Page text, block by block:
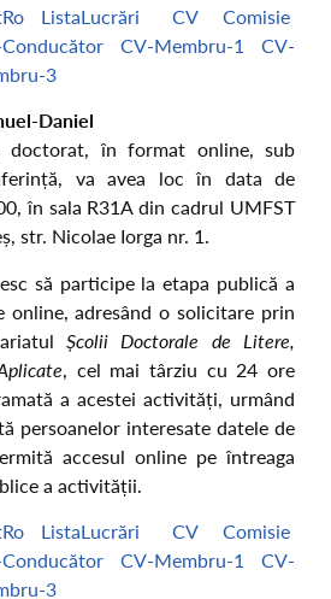
ListaLucrări CV
Comisie
CV-Membru-1
CV-
3
Daniel
doctorat, în format online, sub
va avea loc în data de
în sala R31A din cadrul UMFST
str. Nicolae Iorga nr. 1.
să participe la etapa publică a
adresând o solicitare prin
Școlii Doctorale de Litere,
, cel mai târziu cu 24 ore
a acestei activități, urmând
persoanelor interesate datele de
accesul online pe întreaga
a activității.
ListaLucrări CV
Comisie
CV-Membru-1
CV-
3